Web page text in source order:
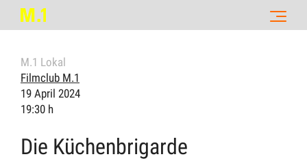
M.1 Lokal
Filmclub M.1
19 April 2024
19:30 h
Die Küchenbrigarde